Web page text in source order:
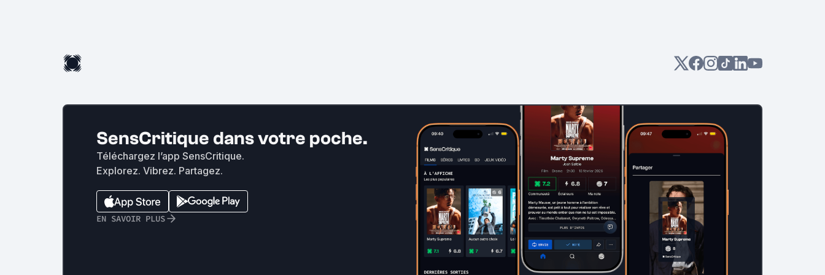
SensCritique dans votre poche.
Téléchargez l’app SensCritique.
Explorez. Vibrez. Partagez.
EN SAVOIR PLUS